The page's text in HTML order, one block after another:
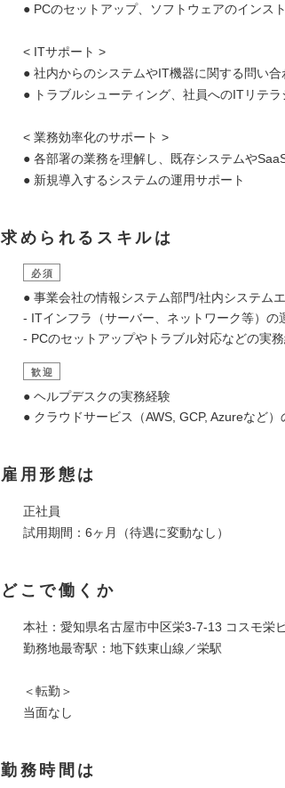
● PCのセットアップ、ソフトウェアのインス
< ITサポート >
● 社内からのシステムやIT機器に関する問い合
● トラブルシューティング、社員へのITリテラ
< 業務効率化のサポート >
● 各部署の業務を理解し、既存システムや
● 新規導入するシステムの運用サポート
求められるスキルは
必須
● 事業会社の情報システム部門/社内システム
- ITインフラ（サーバー、ネットワーク等）の
- PCのセットアップやトラブル対応などの実
歓迎
● ヘルプデスクの実務経験
● クラウドサービス（AWS, GCP, Azureなど）
雇用形態は
正社員
試用期間：6ヶ月（待遇に変動なし）
どこで働くか
本社：愛知県名古屋市中区栄3-7-13 コスモ栄
勤務地最寄駅：地下鉄東山線／栄駅
＜転勤＞
当面なし
勤務時間は